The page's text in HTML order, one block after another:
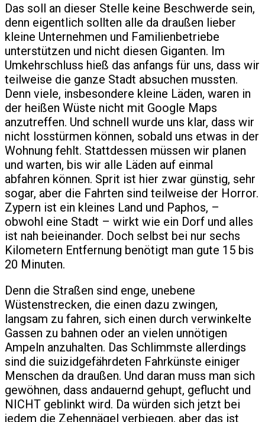
Das soll an dieser Stelle keine Beschwerde sein,
denn eigentlich sollten alle da draußen lieber
kleine Unternehmen und Familienbetriebe
unterstützen und nicht diesen Giganten. Im
Umkehrschluss hieß das anfangs für uns, dass wir
teilweise die ganze Stadt absuchen mussten.
Denn viele, insbesondere kleine Läden, waren in
der heißen Wüste nicht mit Google Maps
anzutreffen. Und schnell wurde uns klar, dass wir
nicht losstürmen können, sobald uns etwas in der
Wohnung fehlt. Stattdessen müssen wir planen
und warten, bis wir alle Läden auf einmal
abfahren können. Sprit ist hier zwar günstig, sehr
sogar, aber die Fahrten sind teilweise der Horror.
Zypern ist ein kleines Land und Paphos, –
obwohl eine Stadt – wirkt wie ein Dorf und alles
ist nah beieinander. Doch selbst bei nur sechs
Kilometern Entfernung benötigt man gute 15 bis
20 Minuten.
Denn die Straßen sind enge, unebene
Wüstenstrecken, die einen dazu zwingen,
langsam zu fahren, sich einen durch verwinkelte
Gassen zu bahnen oder an vielen unnötigen
Ampeln anzuhalten. Das Schlimmste allerdings
sind die suizidgefährdeten Fahrkünste einiger
Menschen da draußen. Und daran muss man sich
gewöhnen, dass andauernd gehupt, geflucht und
NICHT geblinkt wird. Da würden sich jetzt bei
jedem die Zehennägel verbiegen, aber das ist